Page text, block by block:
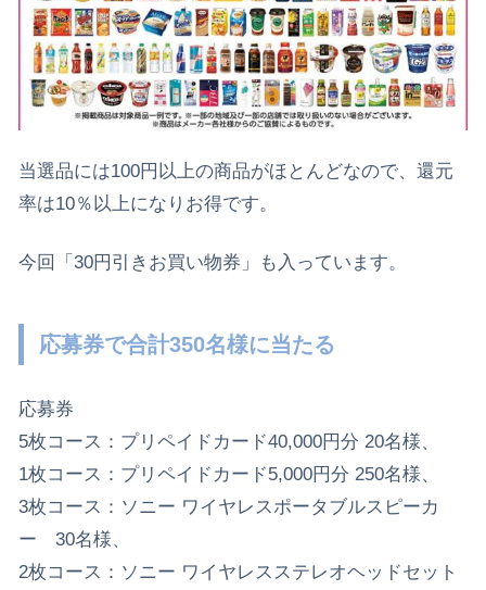
当選品には100円以上の商品がほとんどなので、還元
率は10％以上になりお得です。
今回「30円引きお買い物券」も入っています。
応募券で合計350名様に当たる
応募券
5枚コース：プリペイドカード40,000円分 20名様、
1枚コース：プリペイドカード5,000円分 250名様、
3枚コース：ソニー ワイヤレスポータブルスピーカ
ー 30名様、
2枚コース：ソニー ワイヤレスステレオヘッドセット